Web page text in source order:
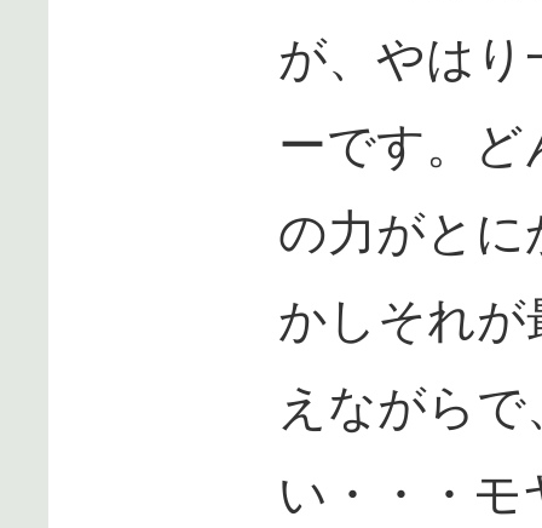
が、やはり
ーです。
の力がとに
かしそれが
えながら
い・・・